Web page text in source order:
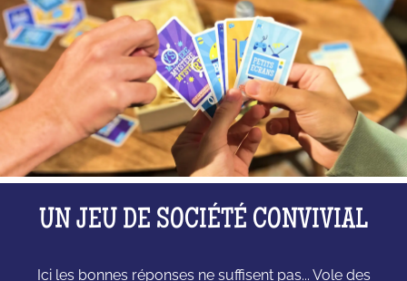
UN JEU DE SOCIÉTÉ CONVIVIAL
Ici les bonnes réponses ne suffisent pas... Vole des